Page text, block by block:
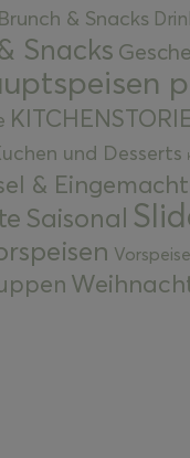
Brunch & Snacks
Snacks
und Desserts
&
Saisonal